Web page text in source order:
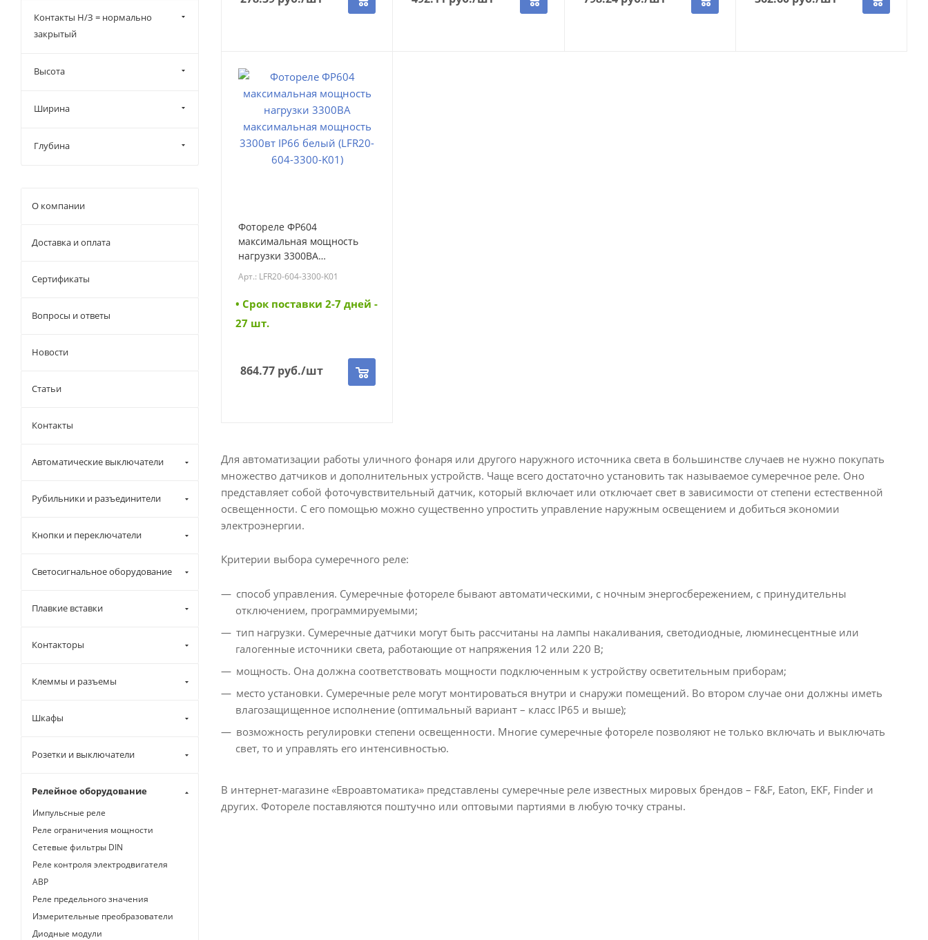
Фотореле ФР604
максимальная мощность
нагрузки 3300ВА
3300вт IP66 белый (LFR20-
604-3300-K01) (LFR20-604-
3300-K01)
Арт.: LFR20-604-3300-K01
• Cрок поставки 2-7 дней -
27 шт.
864.77 руб./шт
Для автоматизации работы уличного фонаря или другого наружного источника света в большинстве случаев не нужно покупать
множество датчиков и дополнительных устройств. Чаще всего достаточно установить так называемое сумеречное реле. Оно
представляет собой фоточувствительный датчик, который включает или отключает свет в зависимости от степени естественной
освещенности. С его помощью можно существенно упростить управление наружным освещением и добиться экономии
электроэнергии.
Критерии выбора сумеречного реле:
способ управления. Сумеречные фотореле бывают автоматическими, с ночным энергосбережением, с принудительны
отключением, программируемыми;
тип нагрузки. Сумеречные датчики могут быть рассчитаны на лампы накаливания, светодиодные, люминесцентные или
галогенные источники света, работающие от напряжения 12 или 220 В;
мощность. Она должна соответствовать мощности подключенным к устройству осветительным приборам;
место установки. Сумеречные реле могут монтироваться внутри и снаружи помещений. Во втором случае они должны иметь
влагозащищенное исполнение (оптимальный вариант – класс IP65 и выше);
возможность регулировки степени освещенности. Многие сумеречные фотореле позволяют не только включать и выключать
свет, то и управлять его интенсивностью.
В интернет-магазине «Евроавтоматика» представлены сумеречные реле известных мировых брендов – F&F, Eaton, EKF, Finder и
других. Фотореле поставляются поштучно или оптовыми партиями в любую точку страны.
КЭАЗ
Контакты Н/З = нормально
закрытый
Высота
Ширина
Глубина
О компании
Доставка и оплата
Сертификаты
Вопросы и ответы
Новости
Статьи
Контакты
Автоматические выключатели
Рубильники и разъединители
Кнопки и переключатели
Светосигнальное оборудование
Плавкие вставки
Контакторы
Клеммы и разъемы
Шкафы
Розетки и выключатели
Релейное оборудование
Импульсные реле
Реле ограничения мощности
Сетевые фильтры DIN
Реле контроля электродвигателя
АВР
Реле предельного значения
Измерительные преобразователи
Диодные модули